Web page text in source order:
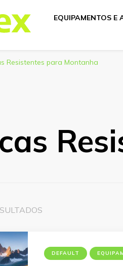
EQUIPAMENTOS E
Resistentes para Montanha
DEFAULT